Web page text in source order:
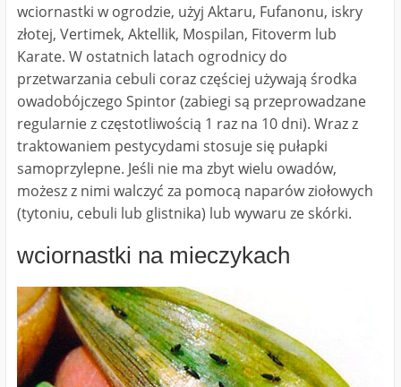
wciornastki w ogrodzie, użyj Aktaru, Fufanonu, iskry
złotej, Vertimek, Aktellik, Mospilan, Fitoverm lub
Karate. W ostatnich latach ogrodnicy do
przetwarzania cebuli coraz częściej używają środka
owadobójczego Spintor (zabiegi są przeprowadzane
regularnie z częstotliwością 1 raz na 10 dni). Wraz z
traktowaniem pestycydami stosuje się pułapki
samoprzylepne. Jeśli nie ma zbyt wielu owadów,
możesz z nimi walczyć za pomocą naparów ziołowych
(tytoniu, cebuli lub glistnika) lub wywaru ze skórki.
wciornastki na mieczykach